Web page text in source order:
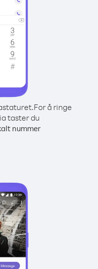
For å ringe
taster du
nummer